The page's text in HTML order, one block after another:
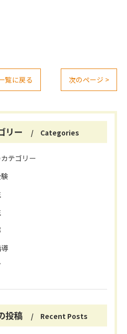
覧に戻る 次のページ >
リー Categories
テゴリー
投稿 Recent Posts